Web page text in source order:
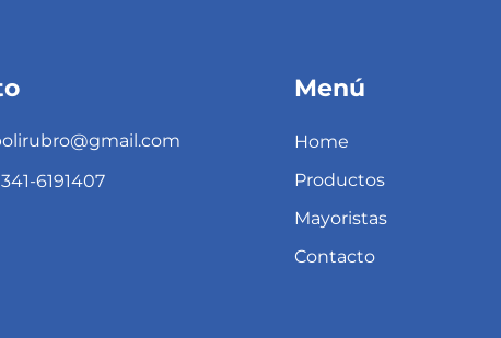
6191407
Menú
Home
Productos
Mayoristas
Contacto